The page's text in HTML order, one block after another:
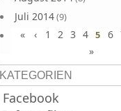
Juli 2014(9)
Juni 2014(8)
« ‹ 1 2 3 4 5 6
»
KATEGORIEN
Facebook